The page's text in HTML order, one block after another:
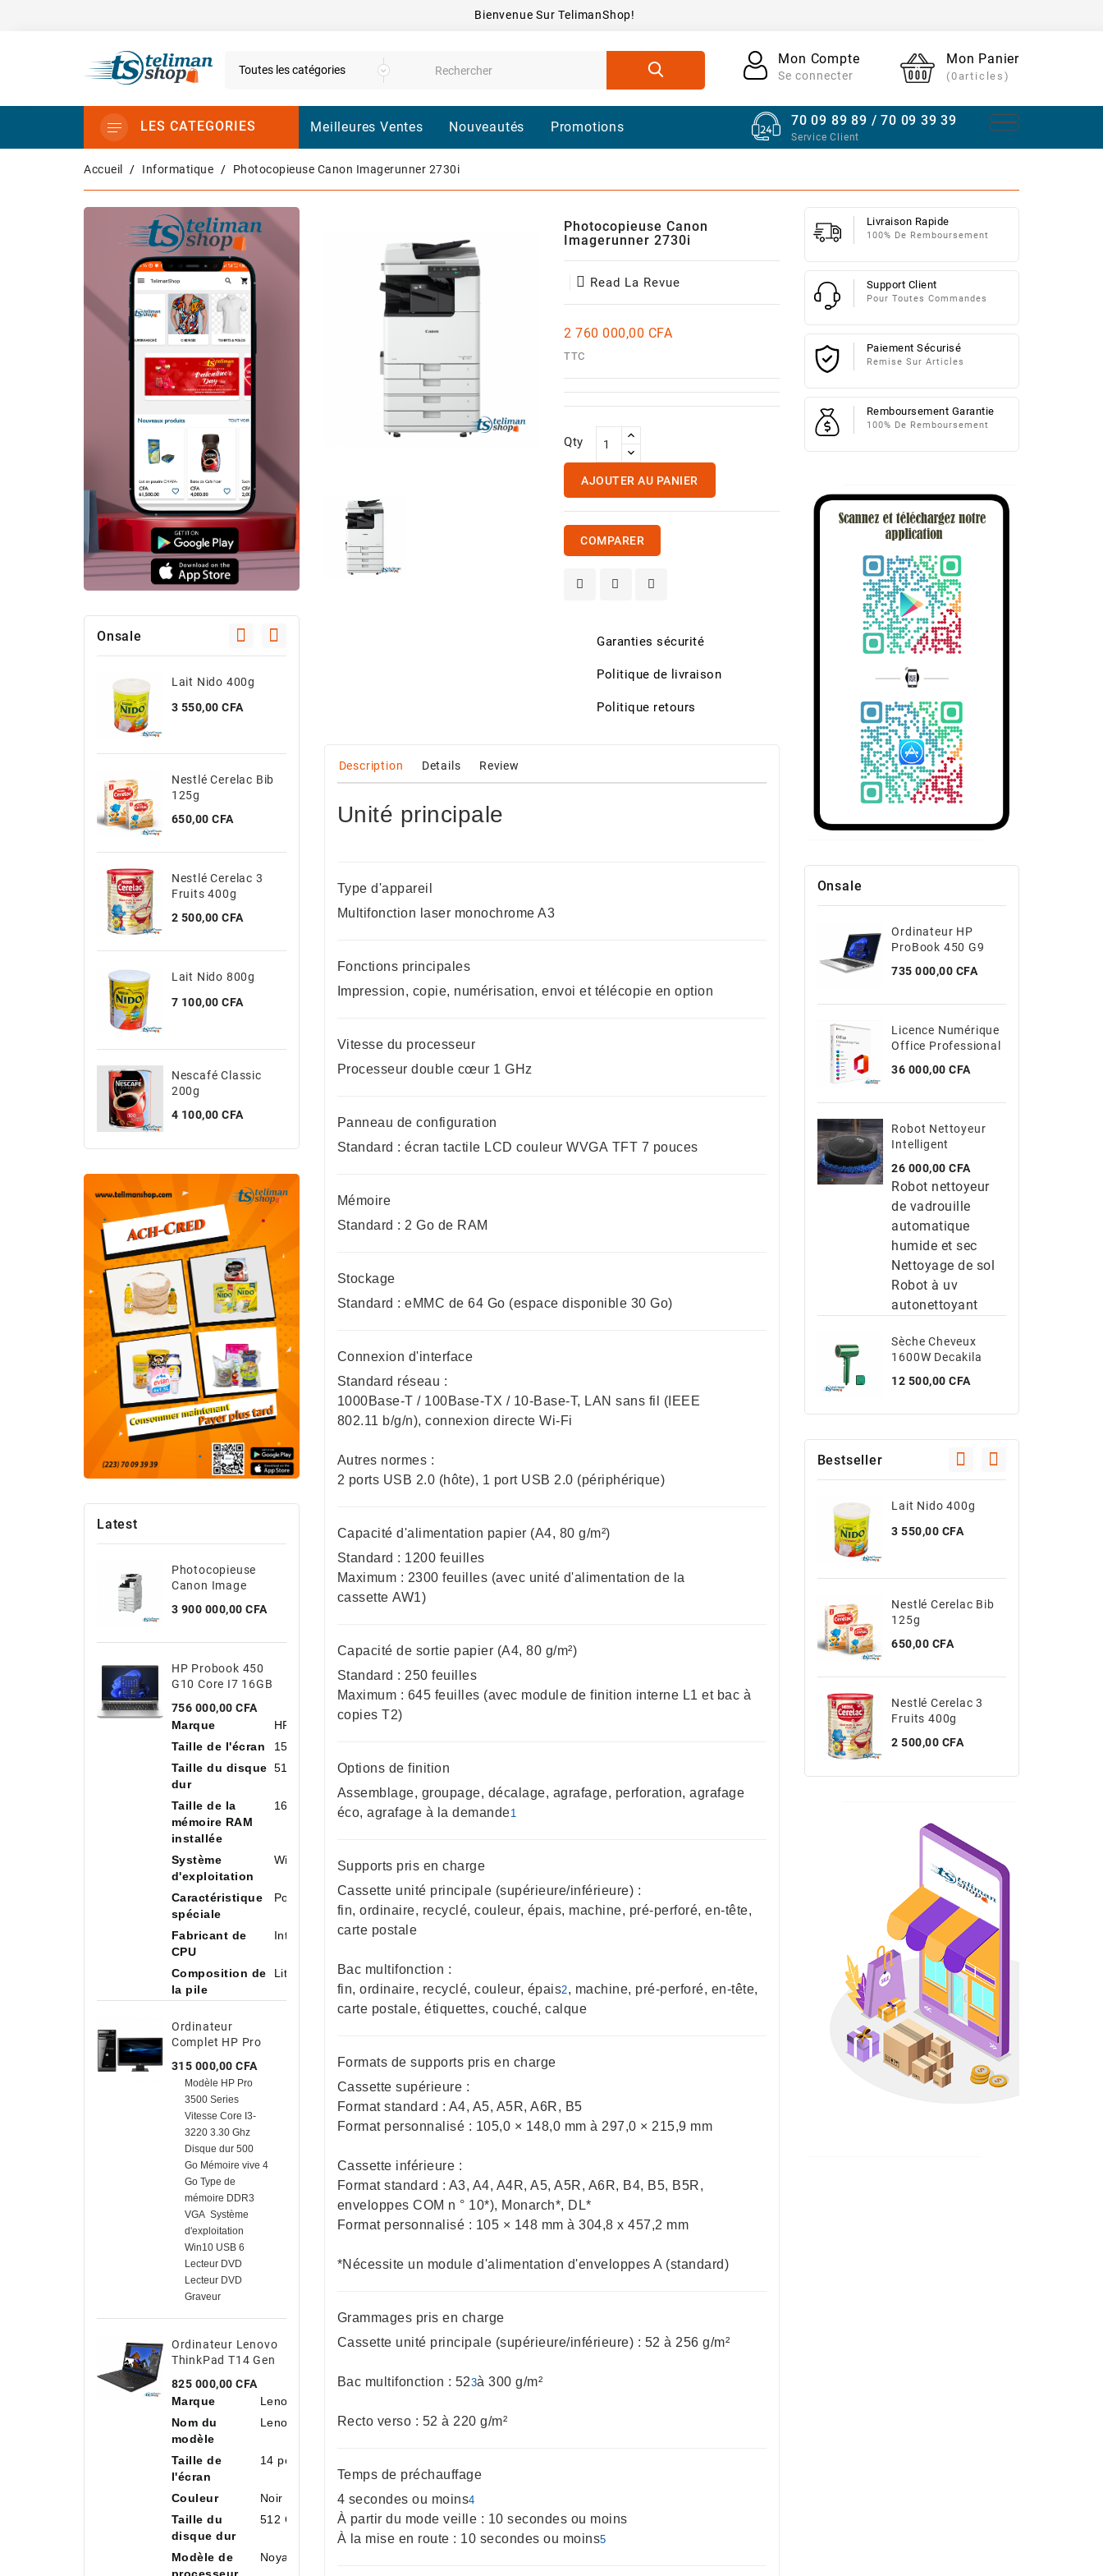
Bienvenue Sur TelimanShop!
Mon Panier
(0articles)
Mon Compte
Se connecter
LES CATEGORIES Meilleures Ventes Nouveautés Promotions 70 09 89 89 / 70 09 39 39
Service Client
Accueil Informatique Photocopieuse Canon Imagerunner 2730i
Onsale
Lait Nido 400g
Prix
3 550,00 CFA
Nestlé Cerelac Bib
125g
Prix
650,00 CFA
Nestlé Cerelac 3
Fruits 400g
Prix
2 500,00 CFA
Lait Nido 800g
Prix
7 100,00 CFA
Nescafé Classic
200g
Prix
4 100,00 CFA
Riz Blanc
Prix
25 900,00 CFA
400g
Prix
2 500,00 CFA
Latest
Photocopieuse
Canon Image
Prix
3 900 000,00 CFA
HP Probook 450
G10 Core I7 16GB
15.6''
Prix
756 000,00 CFA
Marque
HP
Taille de l'écran
15,6 Pouces
Taille du disque
dur
512 Go
Taille de la
mémoire RAM
installée
16 Go
Système
d'exploitation
Windows 11 Home
Caractéristique
spéciale
Portable
Fabricant de
CPU
Intel
Composition de
la pile
Lithium-ion
Ordinateur
Complet HP Pro
3220 3.30Ghz/ 500
Go HDD / 4 Go
Avec TVA
Prix
315 000,00 CFA
Modèle HP Pro
3500 Series
Vitesse Core I3-
3220 3.30 Ghz
Disque dur 500
Go Mémoire vive 4
Go Type de
mémoire DDR3
VGA Système
d'exploitation
Win10 USB 6
Lecteur DVD
Lecteur DVD
Graveur
Ordinateur Lenovo
ThinkPad T14 Gen
1260P, 14"
Antireflet, 16 Go
De RAM, 512 Go De
SSD NVMe
Prix
825 000,00 CFA
Marque
Lenovo
Nom du
modèle
Lenovo ThinkPad T14 Gen 3
Taille de
l'écran
14 pouces
Couleur
Noir
Taille du
disque dur
512 Go
Modèle de
processeur
Noyau i7
Photocopieuse Canon
Imagerunner 2730i
Read La Revue
2 760 000,00 CFA
TTC
Qty
AJOUTER AU PANIER
COMPARER
Garanties sécurité
Politique de livraison
Politique retours
Description Details Review
Unité principale
Type d'appareil
Multifonction laser monochrome A3
Fonctions principales
Impression, copie, numérisation, envoi et télécopie en option
Vitesse du processeur
Processeur double cœur 1 GHz
Panneau de configuration
Standard : écran tactile LCD couleur WVGA TFT 7 pouces
Mémoire
Standard : 2 Go de RAM
Stockage
Standard : eMMC de 64 Go (espace disponible 30 Go)
Connexion d'interface
Standard réseau :
1000Base-T / 100Base-TX / 10-Base-T, LAN sans fil (IEEE
802.11 b/g/n), connexion directe Wi-Fi
Autres normes :
2 ports USB 2.0 (hôte), 1 port USB 2.0 (périphérique)
Capacité d'alimentation papier (A4, 80 g/m²)
Standard : 1200 feuilles
Maximum : 2300 feuilles (avec unité d'alimentation de la
cassette AW1)
Capacité de sortie papier (A4, 80 g/m²)
Standard : 250 feuilles
Maximum : 645 feuilles (avec module de finition interne L1 et bac à
copies T2)
Options de finition
Assemblage, groupage, décalage, agrafage, perforation, agrafage
éco, agrafage à la demande1
Supports pris en charge
Cassette unité principale (supérieure/inférieure) :
fin, ordinaire, recyclé, couleur, épais, machine, pré-perforé, en-tête,
carte postale
Bac multifonction :
fin, ordinaire, recyclé, couleur, épais2, machine, pré-perforé, en-tête,
carte postale, étiquettes, couché, calque
Formats de supports pris en charge
Cassette supérieure :
Format standard : A4, A5, A5R, A6R, B5
Format personnalisé : 105,0 × 148,0 mm à 297,0 × 215,9 mm
Cassette inférieure :
Format standard : A3, A4, A4R, A5, A5R, A6R, B4, B5, B5R,
enveloppes COM n ° 10*), Monarch*, DL*
Format personnalisé : 105 × 148 mm à 304,8 x 457,2 mm
*Nécessite un module d'alimentation d'enveloppes A (standard)
Grammages pris en charge
Cassette unité principale (supérieure/inférieure) : 52 à 256 g/m²
Bac multifonction : 523à 300 g/m²
Recto verso : 52 à 220 g/m²
Temps de préchauffage
4 secondes ou moins4
À partir du mode veille : 10 secondes ou moins
À la mise en route : 10 secondes ou moins5
Livraison Rapide
100% De Remboursement
Support Client
Pour Toutes Commandes
Paiement Sécurisé
Remise Sur Articles
Remboursement Garantie
100% De Remboursement
Onsale
Ordinateur HP
ProBook 450 G9
512Go
Prix
735 000,00 CFA
Licence Numérique
Office Professional
Prix
36 000,00 CFA
Robot Nettoyeur
Intelligent
Prix
26 000,00 CFA
Robot nettoyeur
de vadrouille
automatique
humide et sec
Nettoyage de sol
Robot à uv
autonettoyant
Sèche Cheveux
1600W Decakila
Prix
12 500,00 CFA
Bestseller
Lait Nido 400g
Prix
3 550,00 CFA
Nestlé Cerelac Bib
125g
Prix
650,00 CFA
Nestlé Cerelac 3
Fruits 400g
Prix
2 500,00 CFA